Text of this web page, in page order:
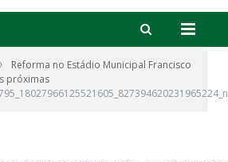
Reforma no Estádio Municipal Francisco
próximas